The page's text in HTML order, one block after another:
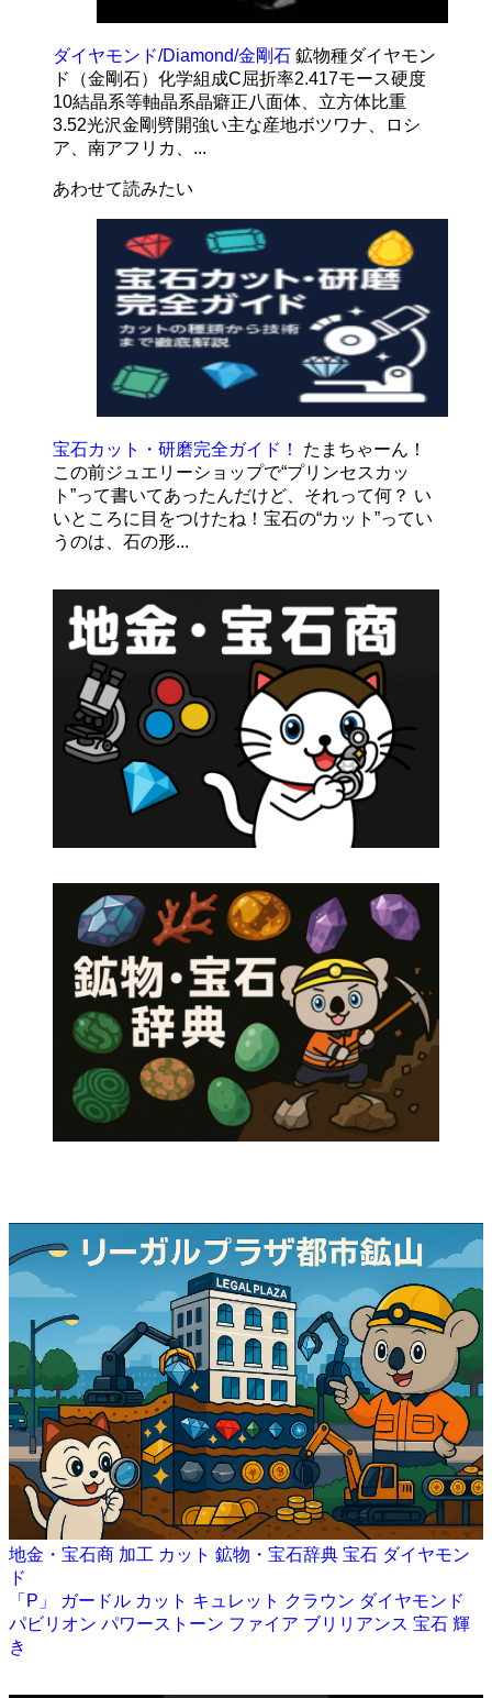
ダイヤモンド/Diamond/金剛石 鉱物種ダイヤモン
ド（金剛石）化学組成C屈折率2.417モース硬度
10結晶系等軸晶系晶癖正八面体、立方体比重
3.52光沢金剛劈開強い主な産地ボツワナ、ロシ
ア、南アフリカ、...
あわせて読みたい
宝石カット・研磨完全ガイド！
たまちゃーん！
この前ジュエリーショップで“プリンセスカッ
ト”って書いてあったんだけど、それって何？ い
いところに目をつけたね！宝石の“カット”ってい
うのは、石の形...
地金・宝石商 加工 カット 鉱物・宝石辞典 宝石 ダイヤモン
ド
「P」
ガードル カット キュレット クラウン ダイヤモンド
パビリオン パワーストーン ファイア ブリリアンス 宝石 輝
き